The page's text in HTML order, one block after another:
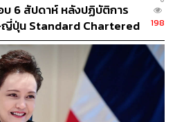
บ 6 สัปดาห์ หลังปฏิบัติการ
ปุ่น Standard Chartered
32.50 บาทต่อดอลลาร์
198